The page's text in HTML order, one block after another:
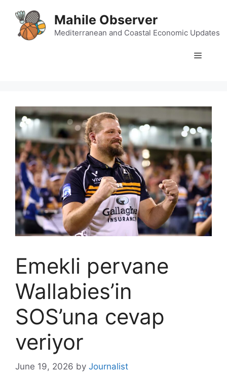
content
Mahile Observer
Mediterranean and Coastal Economic Updates
Menu
Emekli pervane
Wallabies’in
SOS’una cevap
veriyor
June 19, 2026 by Journalist